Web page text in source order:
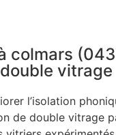
colmars
vitrage
l’isolation
de double vitrage